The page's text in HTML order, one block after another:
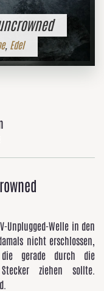
, Edel
Unplugged-Welle in den
nicht erschlossen,
gerade durch die
ziehen sollte.